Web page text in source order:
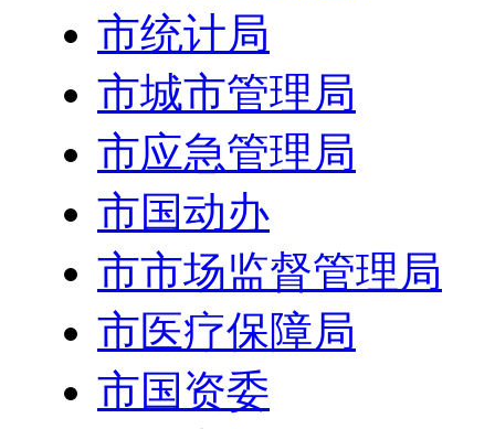
市统计局
市城市管理局
市应急管理局
市国动办
市市场监督管理局
市医疗保障局
市国资委